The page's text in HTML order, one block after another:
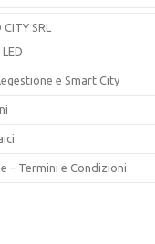
SRL
e Smart City
– Termini e Condizioni